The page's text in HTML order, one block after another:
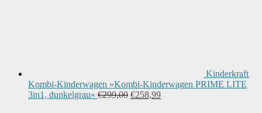
Kinderkraft
Kombi-Kinderwagen »Kombi-Kinderwagen PRIME LITE
3in1, dunkelgrau« €299,00 Ursprünglicher
€258,99Aktueller